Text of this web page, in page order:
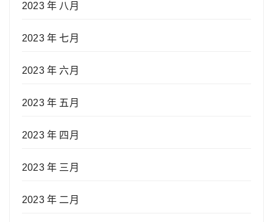
2023 年 八月
2023 年 七月
2023 年 六月
2023 年 五月
2023 年 四月
2023 年 三月
2023 年 二月